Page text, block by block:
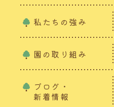
私たちの強み
園の取り組み
ブログ・
新着情報